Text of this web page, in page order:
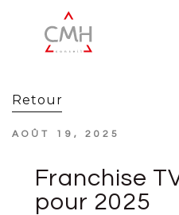
Retour
AOÛT 19, 2025
Franchise
pour 2025